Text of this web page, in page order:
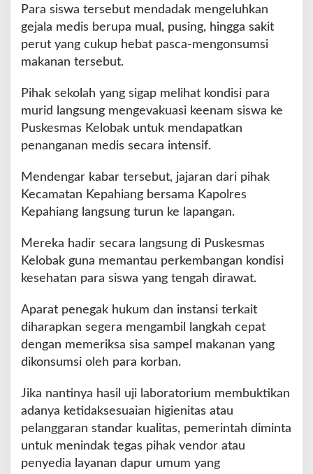
K
e
r
n
a
n
M
u
M
a
a
n
e
i
z
G
r
t
i
s
Para siswa tersebut mendadak mengeluhkan
gejala medis berupa mual, pusing, hingga sakit
perut yang cukup hebat pasca-mengonsumsi
makanan tersebut.
Pihak sekolah yang sigap melihat kondisi para
murid langsung mengevakuasi keenam siswa ke
Puskesmas Kelobak untuk mendapatkan
penanganan medis secara intensif.
Mendengar kabar tersebut, jajaran dari pihak
Kecamatan Kepahiang bersama Kapolres
Kepahiang langsung turun ke lapangan.
Mereka hadir secara langsung di Puskesmas
Kelobak guna memantau perkembangan kondisi
kesehatan para siswa yang tengah dirawat.
Aparat penegak hukum dan instansi terkait
diharapkan segera mengambil langkah cepat
dengan memeriksa sisa sampel makanan yang
dikonsumsi oleh para korban.
Jika nantinya hasil uji laboratorium membuktikan
adanya ketidaksesuaian higienitas atau
pelanggaran standar kualitas, pemerintah diminta
untuk menindak tegas pihak vendor atau
penyedia layanan dapur umum yang